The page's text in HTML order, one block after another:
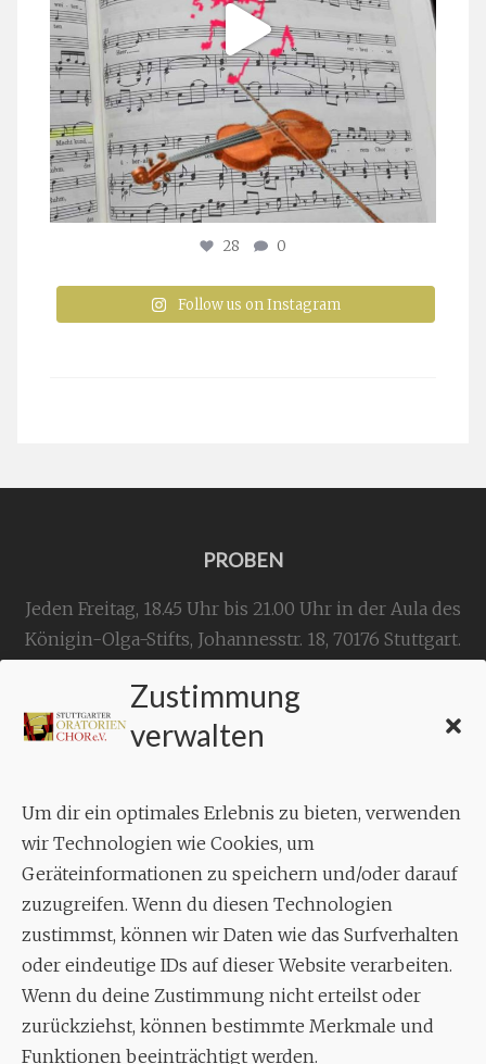
Zustimmung
verwalten
Um dir ein optimales Erlebnis zu bieten, verwenden
wir Technologien wie Cookies, um
Geräteinformationen zu speichern und/oder darauf
zuzugreifen. Wenn du diesen Technologien
zustimmst, können wir Daten wie das Surfverhalten
oder eindeutige IDs auf dieser Website verarbeiten.
Wenn du deine Zustimmung nicht erteilst oder
zurückziehst, können bestimmte Merkmale und
Funktionen beeinträchtigt werden.
28 0
Follow us on Instagram
PROBEN
Jeden Freitag, 18.45 Uhr bis 21.00 Uhr in der Aula des
Königin-Olga-Stifts, Johannesstr. 18, 70176 Stuttgart.
KONTAKT
Geschäftsstelle:
Aixheimer Str. 18
70619 Stuttgart
MUSIK
Musikalischer Leiter:
Enrico Trummer
Tel.+49 (0)177 / 34 23 57 1